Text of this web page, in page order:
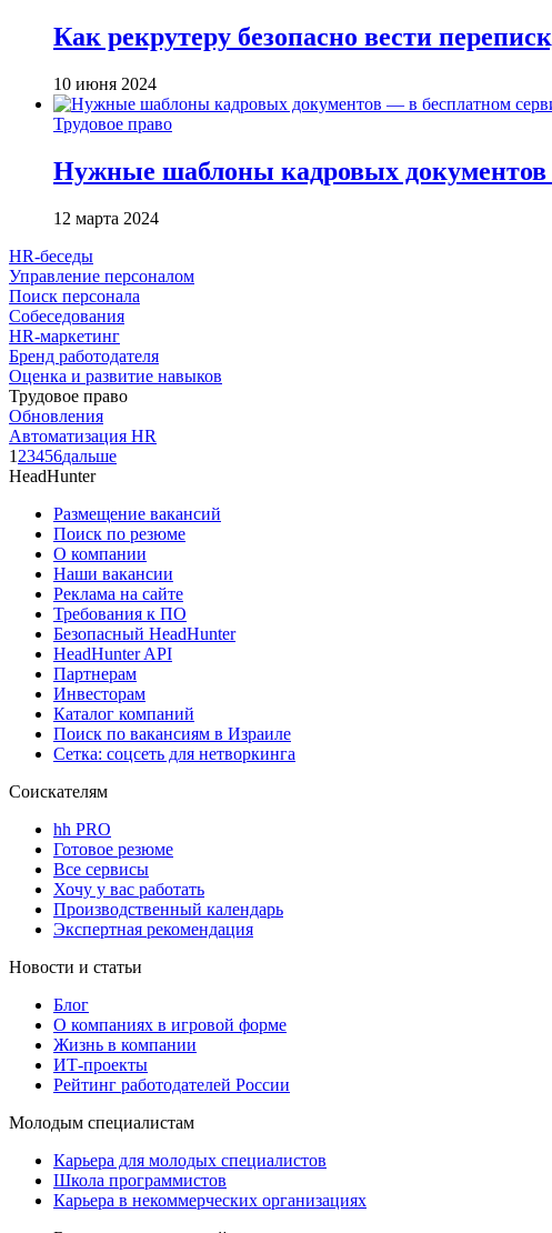
Как рекрутеру безопасно вести
10 июня 2024
Трудовое право
Нужные шаблоны кадровых документов
12 марта 2024
HR-беседы
Управление персоналом
Поиск персонала
Собеседования
HR-маркетинг
Бренд работодателя
Оценка и развитие навыков
Трудовое право
Обновления
Автоматизация HR
1 23456дальше
HeadHunter
Размещение вакансий
Поиск по резюме
О компании
Наши вакансии
Реклама на сайте
Требования к ПО
Безопасный HeadHunter
HeadHunter API
Партнерам
Инвесторам
Каталог компаний
Поиск по вакансиям в Израиле
Сетка: соцсеть для нетворкинга
Соискателям
hh PRO
Готовое резюме
Все сервисы
Хочу у вас работать
Производственный календарь
Экспертная рекомендация
Новости и статьи
Блог
О компаниях в игровой форме
Жизнь в компании
ИТ-проекты
Рейтинг работодателей России
Молодым специалистам
Карьера для молодых специалистов
Школа программистов
Карьера в некоммерческих организациях